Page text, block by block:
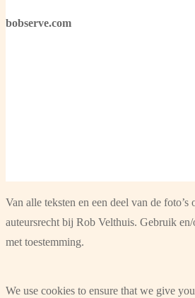
bobserve.com
Van alle teksten en een deel van de foto’s
auteursrecht bij Rob Velthuis. Gebruik
met toestemming.
We use cookies to ensure that we give